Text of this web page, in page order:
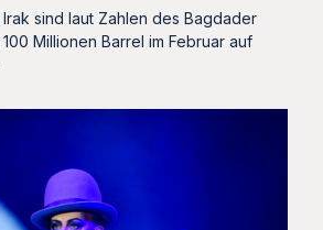
sind laut Zahlen des Bagdader
Millionen Barrel im Februar auf